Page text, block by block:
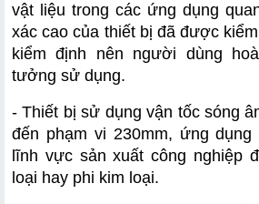
vật liệu trong các ứng dụng
xác cao của thiết bị đã được
kiểm định nên người dùng
tưởng sử dụng.
- Thiết bị sử dụng vận tốc sóng
đến phạm vi 230mm, ứng dụng
lĩnh vực sản xuất công nghiệp
loại hay phi kim loại.